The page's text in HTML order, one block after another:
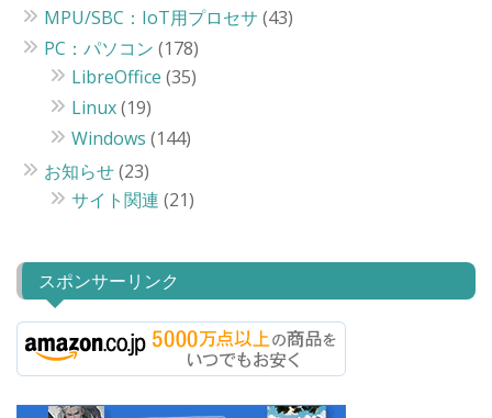
MPU/SBC：IoT用プロセサ (43)
PC：パソコン (178)
LibreOffice (35)
Linux(19)
Windows (144)
お知らせ(23)
サイト関連 (21)
スポンサーリンク